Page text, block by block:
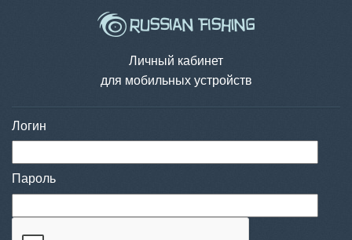
Личный кабинет
для мобильных устройств
Логин
Пароль